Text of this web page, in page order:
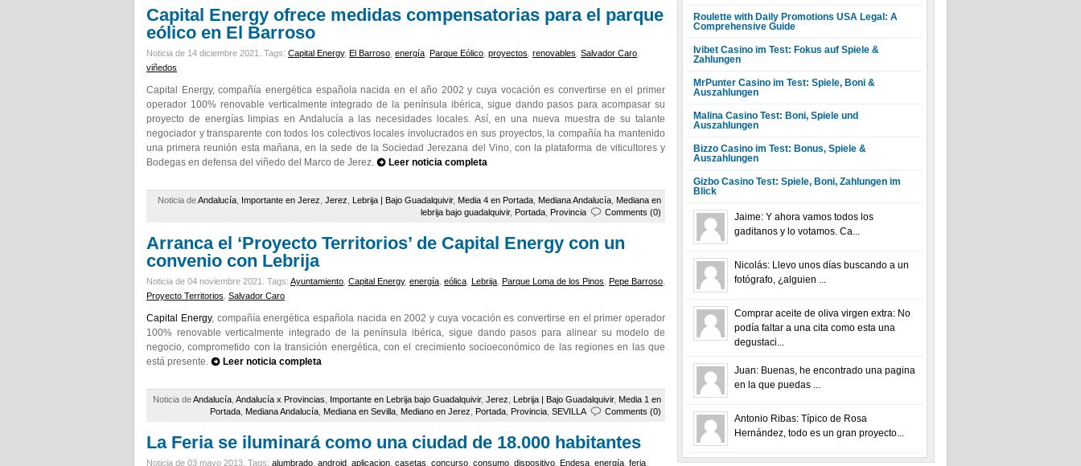
Capital Energy ofrece medidas compensatorias para el parque
eólico en El Barroso
Noticia de 14 diciembre 2021. Tags: Capital Energy, El Barroso energía Parque Eólico proyectos renovables Salvador Caro
viñedos
Capital Energy, compañía energética española nacida en el año 2002 y cuya vocación es convertirse en el primer
operador 100% renovable verticalmente integrado de la península ibérica, sigue dando pasos para acompasar su
proyecto de energías limpias en Andalucía a las necesidades locales. Así, en una nueva muestra de su talante
negociador y transparente con todos los colectivos locales involucrados en sus proyectos, la compañía ha mantenido
una primera reunión esta mañana, en la sede de la Sociedad Jerezana del Vino, con la plataforma de viticultores y
Bodegas en defensa del viñedo del Marco de Jerez.
Leer noticia completa
Noticia deAndalucía Importante en Jerez Jerez Lebrija | Bajo Guadalquivir, Media 4 en Portada Mediana Andalucía Mediana en
lebrija bajo guadalquivir, Portada Provincia Comments (0)
Arranca el ‘Proyecto Territorios’ de Capital Energy con un
convenio con Lebrija
Noticia de 04 noviembre 2021. Tags: Ayuntamiento Capital Energy, energía eólica Lebrija Parque Loma de los Pinos Pepe Barroso
Proyecto Territorios Salvador Caro
Capital Energy, compañía energética española nacida en 2002 y cuya vocación es convertirse en el primer operador
100% renovable verticalmente integrado de la península ibérica, sigue dando pasos para alinear su modelo de
negocio, comprometido con la transición energética, con el crecimiento socioeconómico de las regiones en las que
está presente.
Leer noticia completa
Noticia deAndalucía Andalucía x Provincias Importante en Lebrija bajo Guadalquivir, Jerez Lebrija | Bajo Guadalquivir, Media 1 en
Portada Mediana Andalucía Mediana en Sevilla Mediano en Jerez Portada Provincia SEVILLA Comments (0)
La Feria se iluminará como una ciudad de 18.000 habitantes
Noticia de 03 mayo 2013. Tags: alumbrado android aplicacion casetas concurso consumo dispositivo Endesa energía feria
Roulette with Daily Promotions USA Legal: A
Comprehensive Guide
Ivibet Casino im Test: Fokus auf Spiele &
Zahlungen
MrPunter Casino im Test: Spiele, Boni &
Auszahlungen
Malina Casino Test: Boni, Spiele und
Auszahlungen
Bizzo Casino im Test: Bonus, Spiele &
Auszahlungen
Gizbo Casino Test: Spiele, Boni, Zahlungen im
Blick
Jaime: Y ahora vamos todos los
gaditanos y lo votamos. Ca...
Nicolás: Llevo unos días buscando a un
fotógrafo, ¿alguien ...
Comprar aceite de oliva virgen extra: No
podía faltar a una cita como esta una
degustaci...
Juan: Buenas, he encontrado una pagina
en la que puedas ...
Antonio Ribas: Típico de Rosa
Hernández, todo es un gran proyecto...